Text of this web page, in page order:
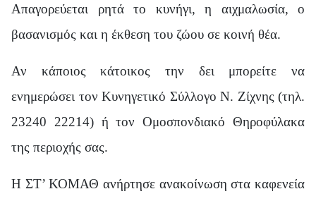
Απαγορεύεται ρητά το κυνήγι, η αιχμαλωσία, ο
βασανισμός και η έκθεση του ζώου σε κοινή θέα.
Αν κάποιος κάτοικος την δει μπορείτε να
ενημερώσει τον Κυνηγετικό Σύλλογο Ν. Ζίχνης (τηλ.
23240 22214) ή τον Ομοσπονδιακό Θηροφύλακα
της περιοχής σας.
Η ΣΤ’ ΚΟΜΑΘ ανήρτησε ανακοίνωση στα καφενεία